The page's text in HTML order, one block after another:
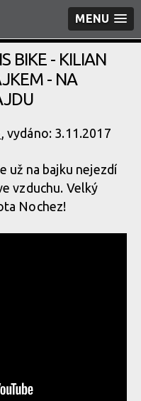
MENU
BIKE - KILIAN
- NA
, vydáno: 3.11.2017
už na bajku nejezdí
vzduchu. Velký
Nochez!